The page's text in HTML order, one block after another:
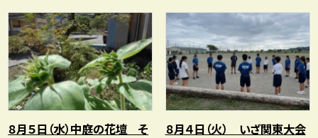
８月５日（水）中庭の花壇 そ
８月４日（火） いざ関東大会